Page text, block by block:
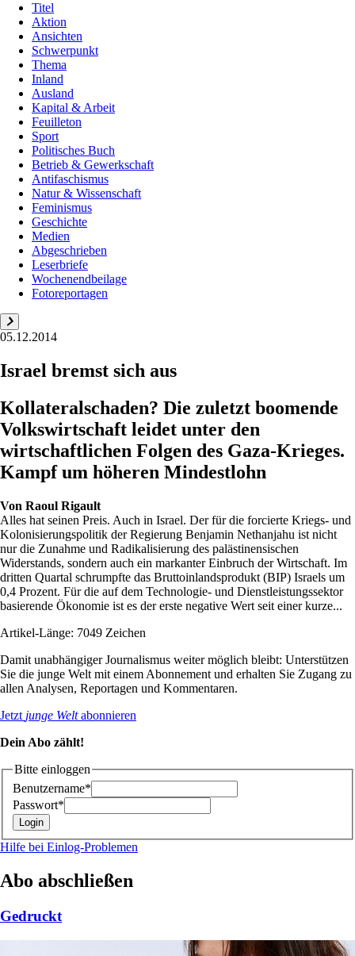
Titel
Aktion
Ansichten
Schwerpunkt
Thema
Inland
Ausland
Kapital & Arbeit
Feuilleton
Sport
Politisches Buch
Betrieb & Gewerkschaft
Antifaschismus
Natur & Wissenschaft
Feminismus
Geschichte
Medien
Abgeschrieben
Leserbriefe
Wochenendbeilage
Fotoreportagen
05.12.2014
Israel bremst sich aus
Kollateralschaden? Die zuletzt boomende
Volkswirtschaft leidet unter den
wirtschaftlichen Folgen des Gaza-Krieges.
Kampf um höheren Mindestlohn
Von Raoul Rigault
Alles hat seinen Preis. Auch in Israel. Der für die forcierte Kriegs- und
Kolonisierungspolitik der Regierung Benjamin Nethanjahu ist nicht
nur die Zunahme und Radikalisierung des palästinensischen
Widerstands, sondern auch ein markanter Einbruch der Wirtschaft. Im
dritten Quartal schrumpfte das Bruttoinlandsprodukt (BIP) Israels um
0,4 Prozent. Für die auf dem Technologie- und Dienstleistungssektor
basierende Ökonomie ist es der erste negative Wert seit einer kurze...
Artikel-Länge: 7049 Zeichen
Damit unabhängiger Journalismus weiter möglich bleibt: Unterstützen
Sie die junge Welt mit einem Abonnement und erhalten Sie Zugang zu
allen Analysen, Reportagen und Kommentaren.
Jetzt junge Weltabonnieren
Dein Abo zählt!
Bitte einloggen
Benutzername*
Passwort*
Hilfe bei Einlog-Problemen
Abo abschließen
Gedruckt